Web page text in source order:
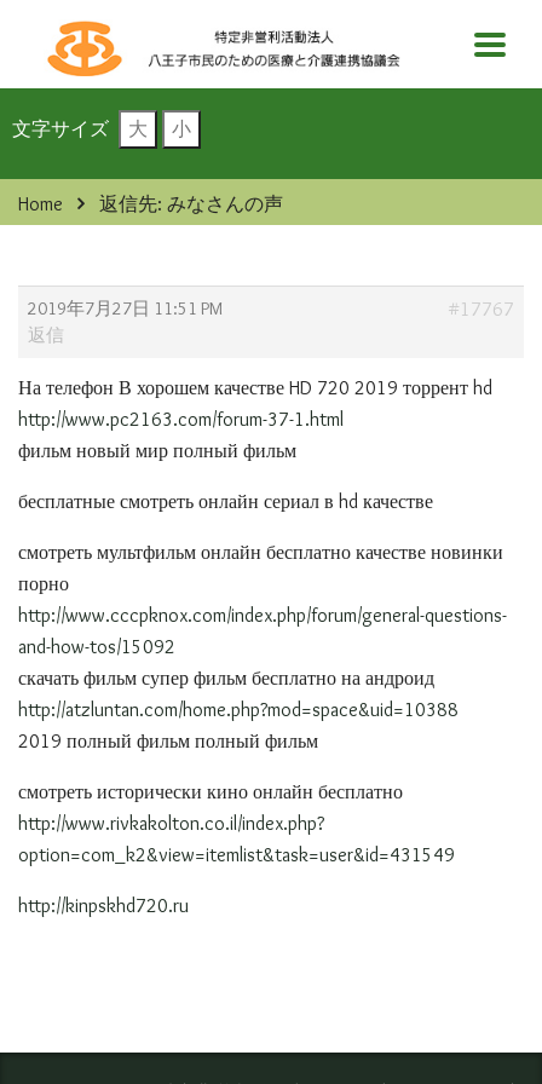
文字サイズ 大 小
Home 返信先: みなさんの声
2019年7月27日 11:51 PM #17767
返信
На телефон В хорошем качестве HD 720 2019 торрент hd
http://www.pc2163.com/forum-37-1.html
фильм новый мир полный фильм
бесплатные смотреть онлайн сериал в hd качестве
смотреть мультфильм онлайн бесплатно качестве новинки
порно
http://www.cccpknox.com/index.php/forum/general-questions-
and-how-tos/15092
скачать фильм супер фильм бесплатно на андроид
http://atzluntan.com/home.php?mod=space&uid=10388
2019 полный фильм полный фильм
смотреть исторически кино онлайн бесплатно
http://www.rivkakolton.co.il/index.php?
option=com_k2&view=itemlist&task=user&id=431549
http://kinpskhd720.ru